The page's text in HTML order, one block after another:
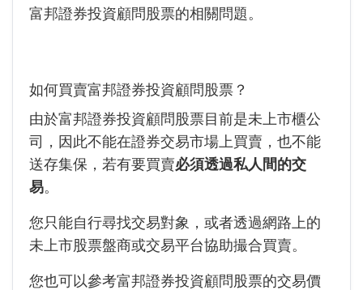
富邦證券投資顧問股票的相關問題。
如何買賣富邦證券投資顧問股票？
由於富邦證券投資顧問股票目前是未上市櫃公
司，因此不能在證券交易市場上買賣，也不能
送存集保，若有要買賣必須透過私人間的交
易。
您只能自行尋找交易對象，或者透過網路上的
未上市股票盤商或交易平台協助撮合買賣。
您也可以參考富邦證券投資顧問股票的交易價